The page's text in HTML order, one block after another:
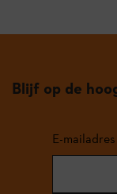
Blijf op de
E-mailadres